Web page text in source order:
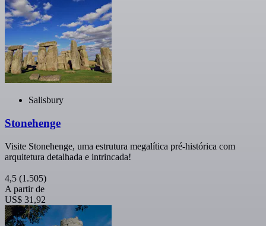
Salisbury
Stonehenge
Visite Stonehenge, uma estrutura megalítica pré-histórica com
arquitetura detalhada e intrincada!
4,5 (1.505)
A partir de
US$ 31,92